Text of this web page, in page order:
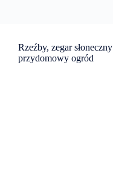
Rzeźby, zegar
przydomowy ogród